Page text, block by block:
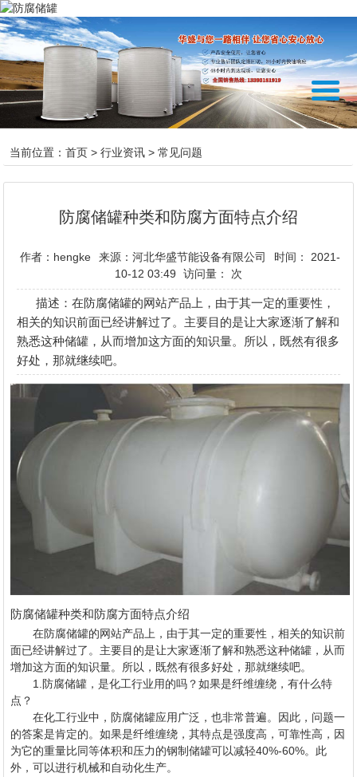
当前位置：首页 >行业资讯 >常见问题
防腐储罐种类和防腐方面特点介绍
作者：hengke 来源：河北华盛节能设备有限公司
时间： 2021-
10-12 03:49
访问量： 次
描述：在防腐储罐的网站产品上，由于其一定的重要性，
相关的知识前面已经讲解过了。主要目的是让大家逐渐了解和
熟悉这种储罐，从而增加这方面的知识量。所以，既然有很多
好处，那就继续吧。
防腐储罐种类和防腐方面特点介绍
在防腐储罐的网站产品上，由于其一定的重要性，相关的知识前
面已经讲解过了。主要目的是让大家逐渐了解和熟悉这种储罐，从而
增加这方面的知识量。所以，既然有很多好处，那就继续吧。
1.防腐储罐，是化工行业用的吗？如果是纤维缠绕，有什么特
点？
在化工行业中，防腐储罐应用广泛，也非常普遍。因此，问题一
的答案是肯定的。如果是纤维缠绕，其特点是强度高，可靠性高，因
为它的重量比同等体积和压力的钢制储罐可以减轻40%-60%。此
外，可以进行机械和自动化生产。